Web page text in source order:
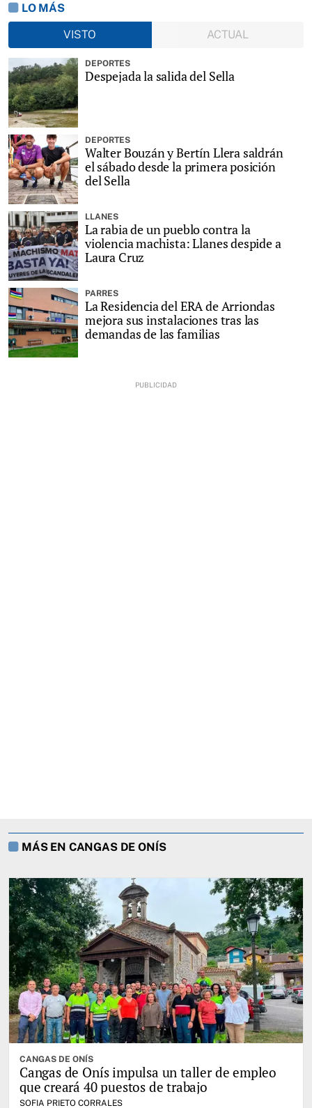
LO MÁS
VISTO
ACTUAL
DEPORTES
Despejada la salida del Sella
DEPORTES
Walter Bouzán y Bertín Llera saldrán
el sábado desde la primera posición
del Sella
LLANES
La rabia de un pueblo contra la
violencia machista: Llanes despide a
Laura Cruz
PARRES
La Residencia del ERA de Arriondas
mejora sus instalaciones tras las
demandas de las familias
MÁS EN CANGAS DE ONÍS
CANGAS DE ONÍS
Cangas de Onís impulsa un taller de empleo
que creará 40 puestos de trabajo
SOFIA PRIETO CORRALES